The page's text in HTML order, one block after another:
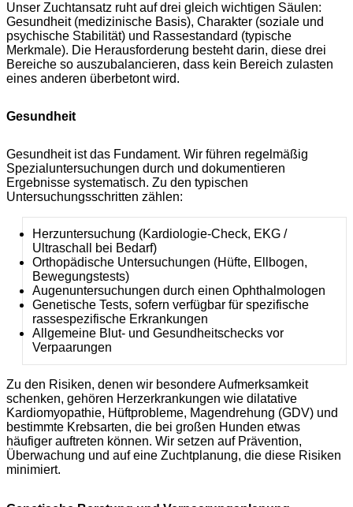
Unser Zuchtansatz ruht auf drei gleich wichtigen Säulen:
Gesundheit (medizinische Basis), Charakter (soziale und
psychische Stabilität) und Rassestandard (typische
Merkmale). Die Herausforderung besteht darin, diese drei
Bereiche so auszubalancieren, dass kein Bereich zulasten
eines anderen überbetont wird.
Gesundheit
Gesundheit ist das Fundament. Wir führen regelmäßig
Spezialuntersuchungen durch und dokumentieren
Ergebnisse systematisch. Zu den typischen
Untersuchungsschritten zählen:
Herzuntersuchung (Kardiologie-Check, EKG /
Ultraschall bei Bedarf)
Orthopädische Untersuchungen (Hüfte, Ellbogen,
Bewegungstests)
Augenuntersuchungen durch einen Ophthalmologen
Genetische Tests, sofern verfügbar für spezifische
rassespezifische Erkrankungen
Allgemeine Blut- und Gesundheitschecks vor
Verpaarungen
Zu den Risiken, denen wir besondere Aufmerksamkeit
schenken, gehören Herzerkrankungen wie dilatative
Kardiomyopathie, Hüftprobleme, Magendrehung (GDV) und
bestimmte Krebsarten, die bei großen Hunden etwas
häufiger auftreten können. Wir setzen auf Prävention,
Überwachung und auf eine Zuchtplanung, die diese Risiken
minimiert.